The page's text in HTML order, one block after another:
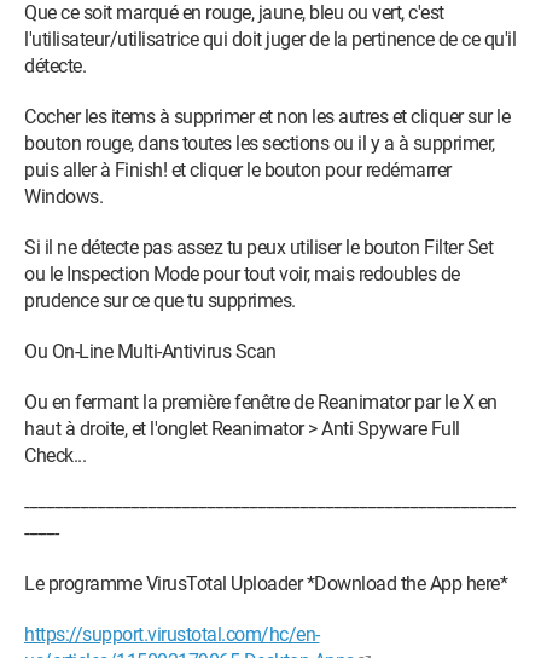
Que ce soit marqué en rouge, jaune, bleu ou vert, c'est
l'utilisateur/utilisatrice qui doit juger de la pertinence de ce qu'il
détecte.
Cocher les items à supprimer et non les autres et cliquer sur le
bouton rouge, dans toutes les sections ou il y a à supprimer,
puis aller à Finish! et cliquer le bouton pour redémarrer
Windows.
Si il ne détecte pas assez tu peux utiliser le bouton Filter Set
ou le Inspection Mode pour tout voir, mais redoubles de
prudence sur ce que tu supprimes.
Ou On-Line Multi-Antivirus Scan
Ou en fermant la première fenêtre de Reanimator par le X en
haut à droite, et l'onglet Reanimator > Anti Spyware Full
Check...
-----------------------------------------------------­------------------------­---------------------------------------
--------
Le programme VirusTotal Uploader *Download the App here*
https://support.virustotal.com/hc/en-